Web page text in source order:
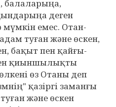
балаларыңа,
деген
мүмкін емес. Отан-
туған және өскен,
бақыт пен қайғы-
қиыншылықты
өз Отаны деп
қазіргі заманғы
және өскен